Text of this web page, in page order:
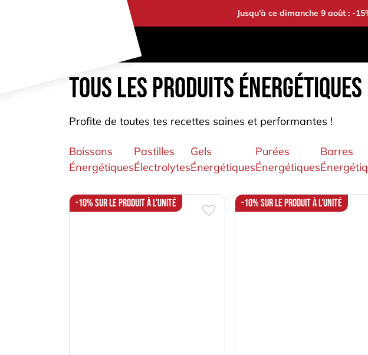
Jusqu'à ce dimanche 9 août : -
TOUS LES PRODUITS
Profite de toutes tes recettes saines et performantes !
Boissons
Énergétiques
Pastilles
Électrolytes
Gels
Énergétiques
Purées
Énergétiques
Barres
-10% sur le produit à l'unité -10% sur le produit à l'unité